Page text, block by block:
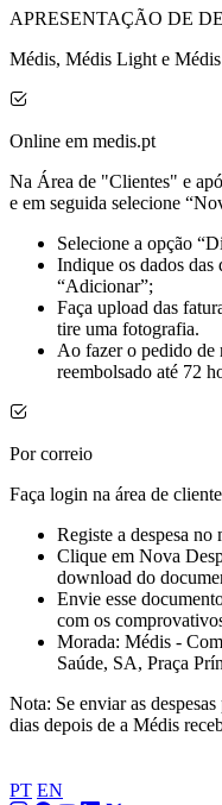
APRESENTAÇÃO DE
Médis, Médis Light e
Online em medis.pt
Na Área de "Clientes" e
e em seguida selecione
Selecione a opção
Indique os dados das
“Adicionar”;​
Faça upload das
tire uma fotografia.​
Ao fazer o pedido de
reembolsado até 72
Por correio
Faça login na área de
Registe a despesa no
Clique em Nova
download do
Envie esse
com os
Morada: Médis -
Saúde, SA, Praça
Nota: Se enviar as
dias depois de a Médis
PT EN